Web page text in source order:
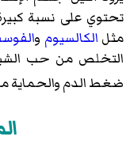
تحتوي على نسبة
مثل الكالسيوم و
التخلص من حب
ضغط الدم والحماية